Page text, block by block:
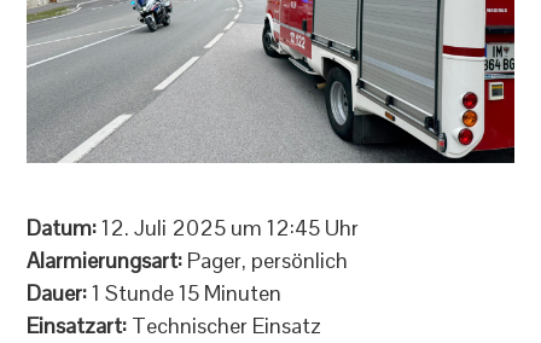
Datum:12. Juli 2025 um 12:45 Uhr
Alarmierungsart: Pager, persönlich
Dauer:1 Stunde 15 Minuten
Einsatzart: Technischer Einsatz